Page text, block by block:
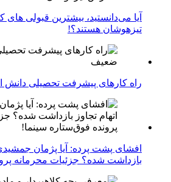
آیا می‌دانستید، بیشترین قبولی
تیزهوشان هستند؟!
راه کارهای پیشرفت تحصیلی
افشای پشت پرده: آیا پژمان جمشیدی
بازداشت شده؟ جزئیات محرمانه